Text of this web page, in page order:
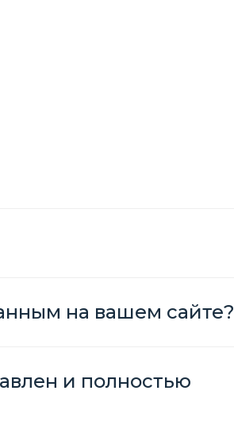
на вашем сайте?
и полностью